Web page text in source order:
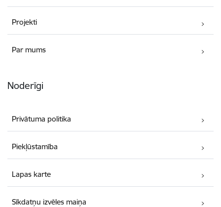
Projekti
Par mums
Noderīgi
Privātuma politika
Piekļūstamība
Lapas karte
Sīkdatņu izvēles maiņa